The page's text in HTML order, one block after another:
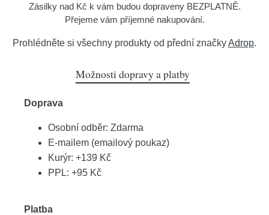
Zásilky nad Kč k vám budou dopraveny BEZPLATNĚ.
Přejeme vám příjemné nakupování.
Prohlédněte si všechny produkty od přední značkyAdrop.
Možnosti dopravy a platby
Doprava
Osobní odběr: Zdarma
E-mailem (emailový poukaz)
Kurýr: +139 Kč
PPL: +95 Kč
Platba